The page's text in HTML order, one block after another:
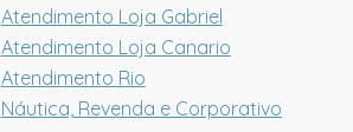
Atendimento Loja Gabriel
Atendimento Loja Canario
Atendimento Rio
Náutica, Revenda e Corporativo